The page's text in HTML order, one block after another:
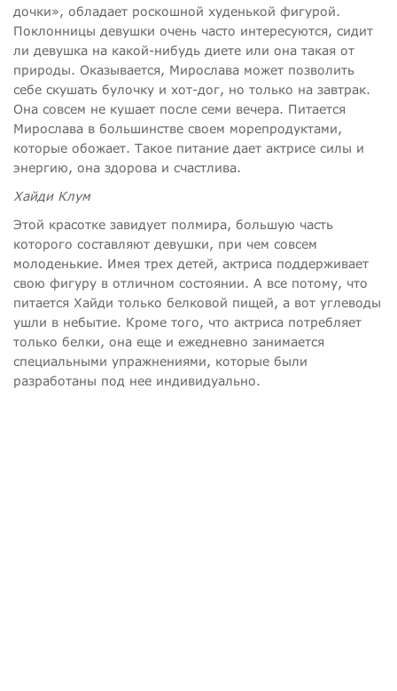
дочки», обладает роскошной худенькой фигурой.
Поклонницы девушки очень часто интересуются, сидит
ли девушка на какой-нибудь диете или она такая от
природы. Оказывается, Мирослава может позволить
себе скушать булочку и хот-дог, но только на завтрак.
Она совсем не кушает после семи вечера. Питается
Мирослава в большинстве своем морепродуктами,
которые обожает. Такое питание дает актрисе силы и
энергию, она здорова и счастлива.
Хайди Клум
Этой красотке завидует полмира, большую часть
которого составляют девушки, при чем совсем
молоденькие. Имея трех детей, актриса поддерживает
свою фигуру в отличном состоянии. А все потому, что
питается Хайди только белковой пищей, а вот углеводы
ушли в небытие. Кроме того, что актриса потребляет
только белки, она еще и ежедневно занимается
специальными упражнениями, которые были
разработаны под нее индивидуально.